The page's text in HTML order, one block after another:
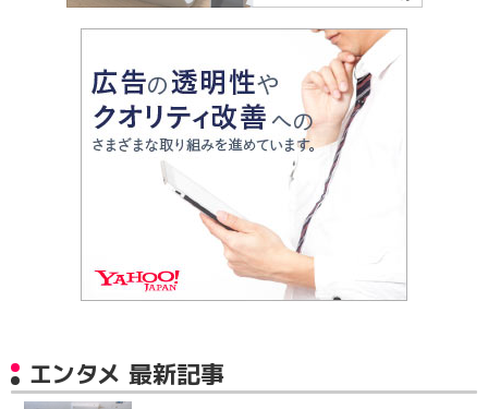
エンタメ 最新記事